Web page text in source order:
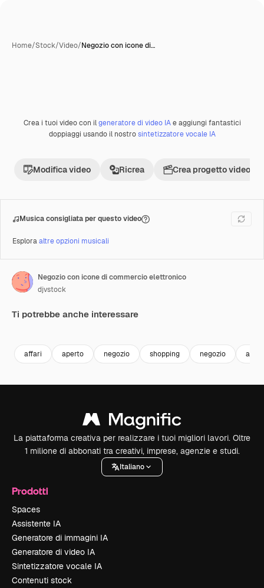
Home/Stock/Video/Negozio con icone di…
Premium
Crea i tuoi video con ilgeneratore di video IAe aggiungi fantastici
doppiaggi usando il nostrosintetizzatore vocale IA
Modifica video Ricrea Crea progetto video
Musica consigliata per questo video
Esploraaltre opzioni musicali
Negozio con icone di commercio elettronico
djvstock
Ti potrebbe anche interessare
affari aperto negozio shopping negozio al
La piattaforma creativa per realizzare i tuoi migliori lavori. Oltre
1 milione di abbonati tra creativi, imprese, agenzie e studi.
Italiano
Prodotti
Spaces
Assistente IA
Generatore di immagini IA
Generatore di video IA
Sintetizzatore vocale IA
Contenuti stock